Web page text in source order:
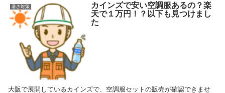
暑さ対策
カインズで安い空調服あるの？楽
天で１万円！？以下も見つけまし
た
大阪で展開しているカインズで、空調服セットの販売が確認できませ